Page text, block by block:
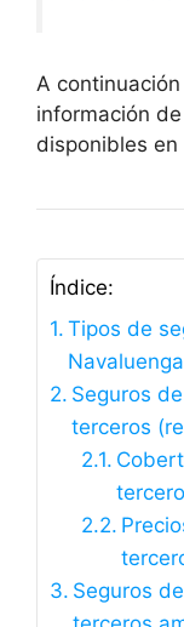
A
información
disponibles en
Índice:
Tipos de
Navaluenga
Seguros
terceros
Seguros